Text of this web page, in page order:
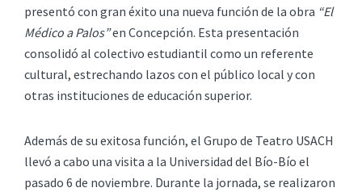
presentó con gran éxito una nueva función de la obra “El
Médico a Palos”en Concepción. Esta presentación
consolidó al colectivo estudiantil como un referente
cultural, estrechando lazos con el público local y con
otras instituciones de educación superior.
Además de su exitosa función, el Grupo de Teatro USACH
llevó a cabo una visita a la Universidad del Bío-Bío el
pasado 6 de noviembre. Durante la jornada, se realizaron